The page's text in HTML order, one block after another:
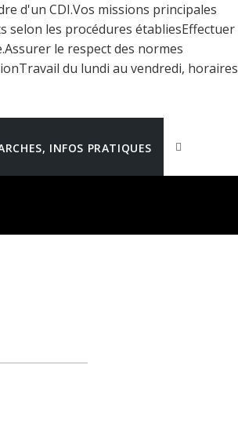
d'un CDI.Vos missions principales
selon les procédures établiesEffectuer
le respect des normes
du lundi au vendredi, horaires
INFOS PRATIQUES